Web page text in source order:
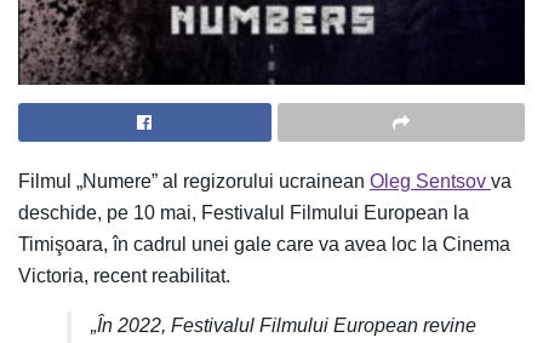
Filmul „Numere” al regizorului ucrainean Oleg Sentsov va
deschide, pe 10 mai, Festivalul Filmului European la
Timişoara, în cadrul unei gale care va avea loc la Cinema
Victoria, recent reabilitat.
„În 2022, Festivalul Filmului European revine